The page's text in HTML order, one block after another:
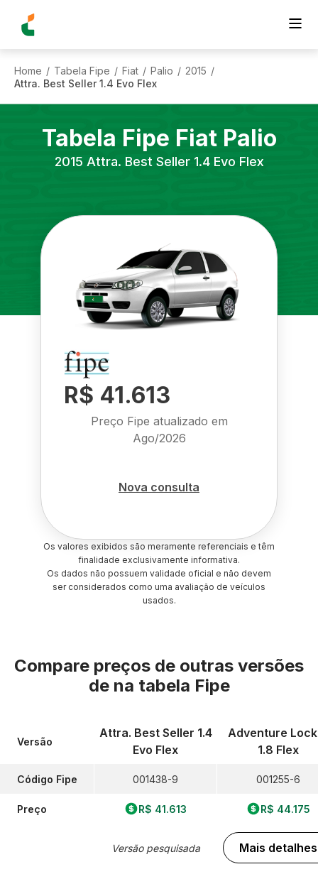
Home / Tabela Fipe / Fiat / Palio / 2015 /
Attra. Best Seller 1.4 Evo Flex
Tabela Fipe Fiat Palio
2015 Attra. Best Seller 1.4 Evo Flex
R$ 41.613
Preço Fipe atualizado em
Ago/2026
Nova consulta
Os valores exibidos são meramente referenciais e têm
finalidade exclusivamente informativa.
Os dados não possuem validade oficial e não devem
ser considerados como uma avaliação de veículos
usados.
Compare preços de outras versões
de na tabela Fipe
Versão
Código Fipe
Preço
Attra. Best Seller 1.4
Evo Flex
001438-9
R$ 41.613
Versão pesquisada
Adventure
1.8 Flex
001255-6
R$ 44.175
Mais detalhes